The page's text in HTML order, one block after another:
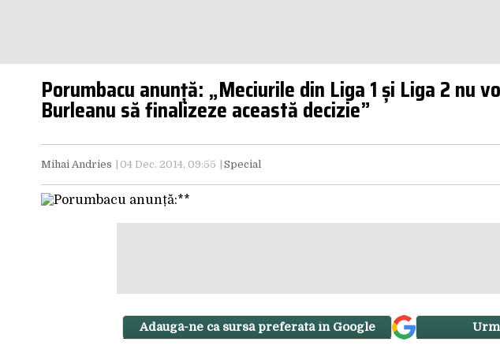
Porumbacu anunță: „Meciurile din Liga 1 și Liga 2 nu
Burleanu să finalizeze această decizie”
Mihai Andries 04 Dec. 2014, 09:55 Special
Adaugă-ne ca sursă preferată în Google